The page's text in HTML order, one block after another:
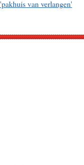
van verlangen'